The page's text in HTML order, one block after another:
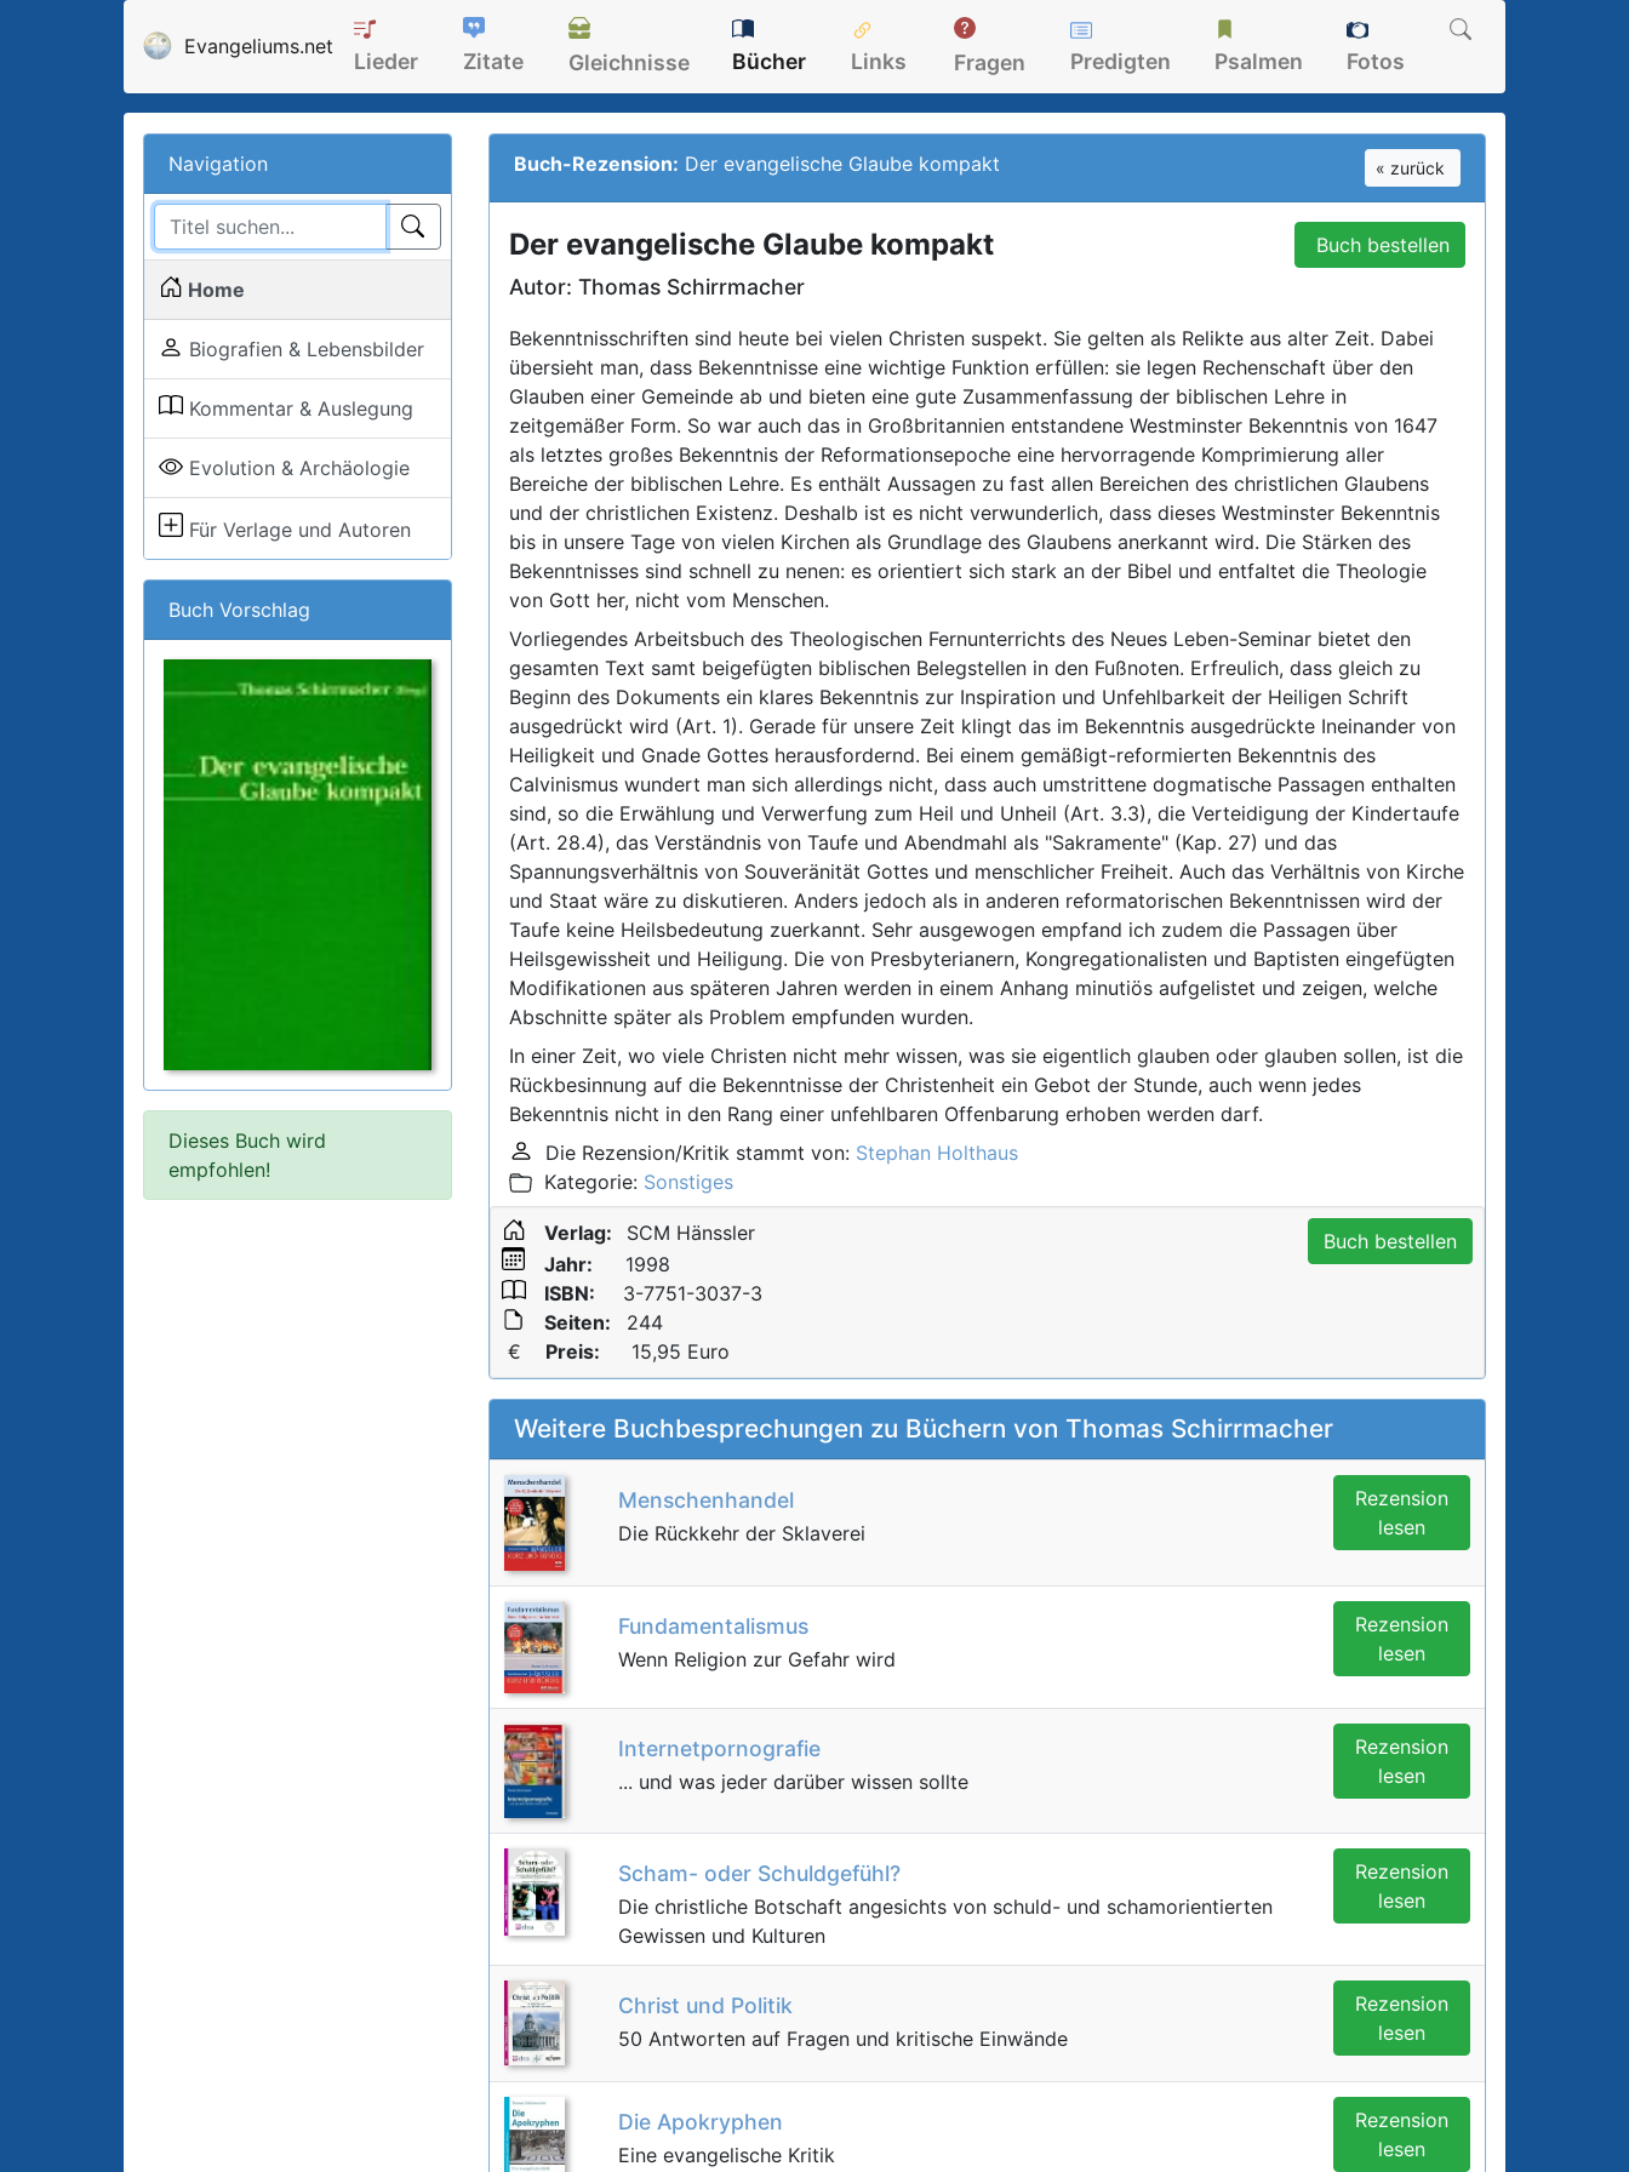
Evangeliums.net
Lieder Zitate Gleichnisse Bücher Links Fragen Predigten Psalmen Fotos
Navigation
Home
Biografien & Lebensbilder
Kommentar & Auslegung
Evolution & Archäologie
Für Verlage und Autoren
Buch Vorschlag
Dieses Buch wird
empfohlen!
« zurück
Buch-Rezension: Der evangelische Glaube kompakt
Buch bestellen
Der evangelische Glaube kompakt
Autor: Thomas Schirrmacher
Bekenntnisschriften sind heute bei vielen Christen suspekt. Sie gelten als Relikte aus alter Zeit. Dabei
übersieht man, dass Bekenntnisse eine wichtige Funktion erfüllen: sie legen Rechenschaft über den
Glauben einer Gemeinde ab und bieten eine gute Zusammenfassung der biblischen Lehre in
zeitgemäßer Form. So war auch das in Großbritannien entstandene Westminster Bekenntnis von 1647
als letztes großes Bekenntnis der Reformationsepoche eine hervorragende Komprimierung aller
Bereiche der biblischen Lehre. Es enthält Aussagen zu fast allen Bereichen des christlichen Glaubens
und der christlichen Existenz. Deshalb ist es nicht verwunderlich, dass dieses Westminster Bekenntnis
bis in unsere Tage von vielen Kirchen als Grundlage des Glaubens anerkannt wird. Die Stärken des
Bekenntnisses sind schnell zu nenen: es orientiert sich stark an der Bibel und entfaltet die Theologie
von Gott her, nicht vom Menschen.
Vorliegendes Arbeitsbuch des Theologischen Fernunterrichts des Neues Leben-Seminar bietet den
gesamten Text samt beigefügten biblischen Belegstellen in den Fußnoten. Erfreulich, dass gleich zu
Beginn des Dokuments ein klares Bekenntnis zur Inspiration und Unfehlbarkeit der Heiligen Schrift
ausgedrückt wird (Art. 1). Gerade für unsere Zeit klingt das im Bekenntnis ausgedrückte Ineinander von
Heiligkeit und Gnade Gottes herausfordernd. Bei einem gemäßigt-reformierten Bekenntnis des
Calvinismus wundert man sich allerdings nicht, dass auch umstrittene dogmatische Passagen enthalten
sind, so die Erwählung und Verwerfung zum Heil und Unheil (Art. 3.3), die Verteidigung der Kindertaufe
(Art. 28.4), das Verständnis von Taufe und Abendmahl als "Sakramente" (Kap. 27) und das
Spannungsverhältnis von Souveränität Gottes und menschlicher Freiheit. Auch das Verhältnis von Kirche
und Staat wäre zu diskutieren. Anders jedoch als in anderen reformatorischen Bekenntnissen wird der
Taufe keine Heilsbedeutung zuerkannt. Sehr ausgewogen empfand ich zudem die Passagen über
Heilsgewissheit und Heiligung. Die von Presbyterianern, Kongregationalisten und Baptisten eingefügten
Modifikationen aus späteren Jahren werden in einem Anhang minutiös aufgelistet und zeigen, welche
Abschnitte später als Problem empfunden wurden.
In einer Zeit, wo viele Christen nicht mehr wissen, was sie eigentlich glauben oder glauben sollen, ist die
Rückbesinnung auf die Bekenntnisse der Christenheit ein Gebot der Stunde, auch wenn jedes
Bekenntnis nicht in den Rang einer unfehlbaren Offenbarung erhoben werden darf.
Die Rezension/Kritik stammt von: Stephan Holthaus
Kategorie: Sonstiges
Buch bestellen
Verlag:
SCM Hänssler
Jahr:
1998
ISBN:
3-7751-3037-3
Seiten:
244
€ Preis: 15,95 Euro
Weitere Buchbesprechungen zu Büchern von Thomas Schirrmacher
Menschenhandel
Die Rückkehr der Sklaverei
Rezension
lesen
Fundamentalismus
Wenn Religion zur Gefahr wird
Rezension
lesen
Internetpornografie
... und was jeder darüber wissen sollte
Rezension
lesen
Scham- oder Schuldgefühl?
Die christliche Botschaft angesichts von schuld- und schamorientierten
Gewissen und Kulturen
Rezension
lesen
Christ und Politik
50 Antworten auf Fragen und kritische Einwände
Rezension
lesen
Die Apokryphen
Eine evangelische Kritik
Rezension
lesen